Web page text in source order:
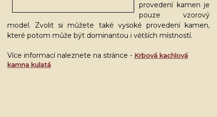
provedení kamen je
pouze vzorový
model. Zvolit si můžete také vysoké provedení kamen,
které potom může být dominantou i větších místností.
Více informací naleznete na stránce - Krbová kachlová
kamna kulatá